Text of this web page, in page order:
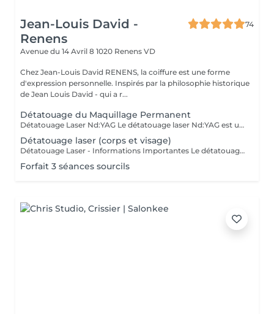
Jean-Louis David -
Renens
74
Avenue du 14 Avril 8 1020 Renens VD
Chez Jean-Louis David RENENS, la coiffure est une forme
d'expression personnelle. Inspirés par la philosophie historique
de Jean Louis David - qui a r...
Détatouage du Maquillage Permanent
Détatouage Laser Nd:YAG Le détatouage laser Nd:YAG est une méthode efficace pour éclaircir ou retirer un maquillage permanent (sourcils, lèvres, eye-liner). Le laser cible uniquement le pigment sans endommager la peau. Lors de la consultation, nous analysons votre peau, votre ancienne pigmentation et vos attentes afin de définir un plan de traitement personnalisé. Déroulement de la séance La séance est courte et non invasive. Après désinfection, le laser est appliqué sur la zone pour fragmenter le pigment, qui sera ensuite éliminé progressivement par le système lymphatique. Plusieurs séances sont généralement nécessaires, selon la profondeur, la couleur et l'ancienneté du pigment Avant la séance : - Pas de soleil 10 jours avant - Pas d'acides, rétinol, gommage 7 jours avant - Pas d'alcool/anti-inflammatoires 24h avant - Zone propre, non maquillée Contre-indications : Grossesse, Roaccutane, peau bronzée, infections locales, médicaments photosensibilisants. À quoi s'attendre : Rougeur, chaleur ou blanchiment temporaire normal. Résultat progressif. Intervalle entre séances : 6 à 8 semaines. Après la séance : - Crème apaisante recommandée - Pas de sauna/piscine/sport intensif 48h - Pas d'exposition au soleil sur la zone pendant 7j - Ne pas gratter - SPF 50 indispensable - Pas de maquillage 72h
Détatouage laser (corps et visage)
Détatouage Laser - Informations Importantes Le détatouage laser Nd:YAG permet d'éclaircir ou retirer progressivement un tatouage en fragmentant le pigment. La peau n'est pas abîmée et l'éclaircissement se fait au fur et à mesure des semaines. Lors de la consultation, nous analysons le tatouage (profondeur, couleur, taille) et définissons un plan de traitement personnalisé. Déroulement de la séance : La séance est rapide. Le laser cible uniquement l'encre, qui sera ensuite éliminée naturellement par le système lymphatique. Selon le tatouage, plusieurs séances sont nécessaires (espacées de 6 à 8 semaines). Avant la séance : - Pas d'exposition solaire 10 à 14 jours avant - Pas de crème auto-bronzante - Arrêter acides, rétinol, gommages 7 jours avant - Pas d'alcool ou d'anti-inflammatoires 24h avant - Zone propre et rasée si nécessaire Contre-indications : - Grossesse / allaitement - Roaccutane (6 mois d'arrêt minimum) - Médicaments photosensibilisants - Peau bronzée ou irritée - Infections cutanées ou plaies À quoi s'attendre : - Légère rougeur, chaleur ou blanchiment (« frosting ») juste après la séance. - L'éclaircissement se voit progressivement au fil des semaines. - La disparition complète dépend de la couleur, de la profondeur et du type d'encre. Soins après la séance : - Crème apaisante conseillée - Pas de sport intensif, sauna ou piscine 48h - Ne pas gratter ni exposer au soleil - Protection solaire SPF 50 obligatoire - Garder la zone propre Forfaits Détatouage Nous proposons un forfait de 5 séances. À partir de la 5ème séance, vous bénéficiez de 10% sur le prix des séances suivantes
Forfait 3 séances sourcils